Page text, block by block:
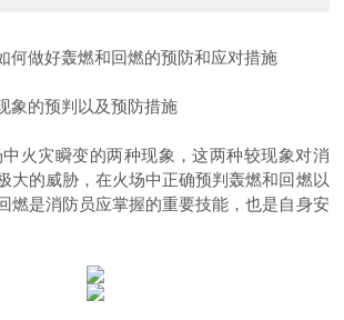
何做好轰燃和回燃的预防和应对措施
象的预判以及预防措施
火灾瞬变的两种现象，这两种较现象对消
大的威胁，在火场中正确预判轰燃和回燃以
燃是消防员应掌握的重要技能，也是自身安